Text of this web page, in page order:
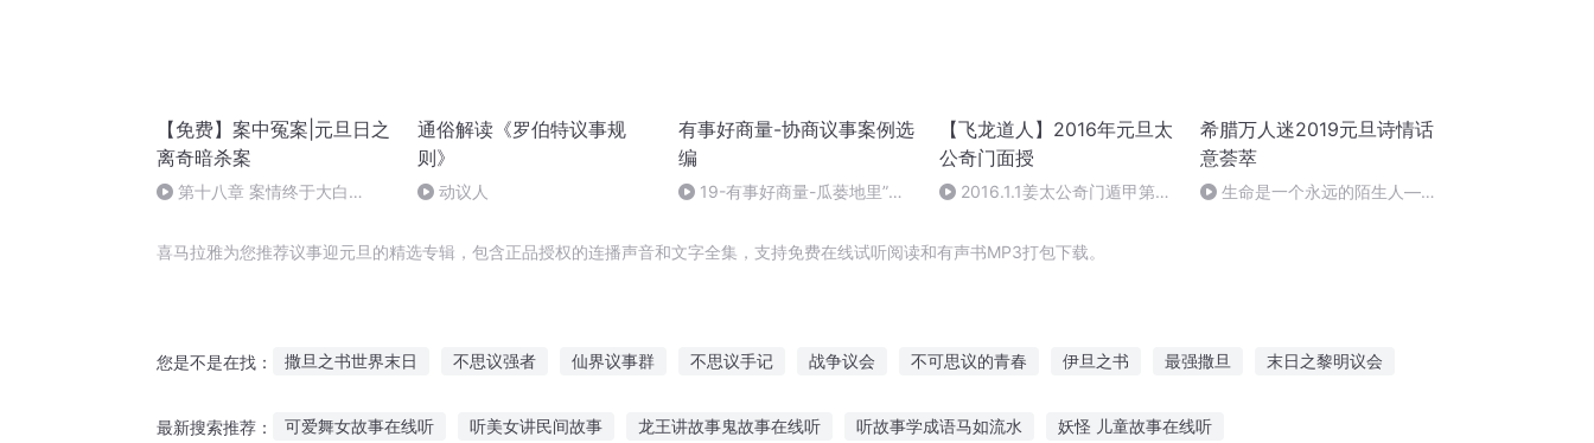
【免费】案中冤案|元旦日之
离奇暗杀案
第十八章 案情终于大白
通俗解读《罗伯特议事规
则》
动议人
有事好商量-协商议事案例选
编
19-有事好商量-瓜蒌地里”淘
【飞龙道人】2016年元旦太
公奇门面授
2016.1.1姜太公奇门遁甲第一
希腊万人迷2019元旦诗情话
意荟萃
生命是一个永远的陌生人——
喜马拉雅为您推荐议事迎元旦的精选专辑，包含正品授权的连播声音和文字全集，支持免费在线试听阅读和有声书MP3打包下载。
您是不是在找： 撒旦之书世界末日 不思议强者 仙界议事群 不思议手记 战争议会 不可思议的青春 伊旦之书 最强撒旦 末日之黎明议会
最新搜索推荐： 可爱舞女故事在线听 听美女讲民间故事 龙王讲故事鬼故事在线听 听故事学成语马如流水 妖怪 儿童故事在线听